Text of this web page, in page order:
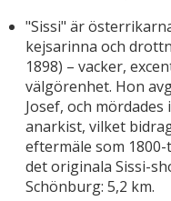
"Sissi" är
kejsarinna och
1898) – vacker,
välgörenhet. Hon
Josef, och
anarkist, vilket
eftermäle som 1800-
det originala Sissi-
Schönburg: 5,2 km.